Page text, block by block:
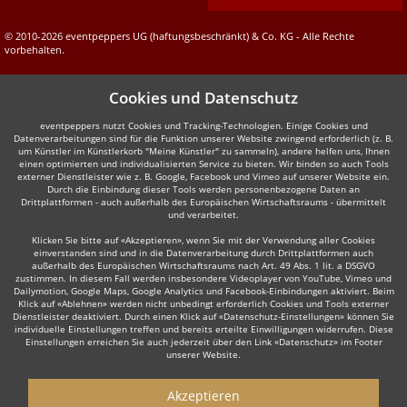
© 2010-2026 eventpeppers UG (haftungsbeschränkt) & Co. KG - Alle Rechte
vorbehalten.
Cookies und Datenschutz
eventpeppers nutzt Cookies und Tracking-Technologien. Einige Cookies und
Datenverarbeitungen sind für die Funktion unserer Website zwingend erforderlich (z. B.
um Künstler im Künstlerkorb "Meine Künstler" zu sammeln), andere helfen uns, Ihnen
einen optimierten und individualisierten Service zu bieten. Wir binden so auch Tools
externer Dienstleister wie z. B. Google, Facebook und Vimeo auf unserer Website ein.
Durch die Einbindung dieser Tools werden personenbezogene Daten an
Drittplattformen - auch außerhalb des Europäischen Wirtschaftsraums - übermittelt
und verarbeitet.
Klicken Sie bitte auf «Akzeptieren», wenn Sie mit der Verwendung aller Cookies
einverstanden sind und in die Datenverarbeitung durch Drittplattformen auch
außerhalb des Europäischen Wirtschaftsraums nach Art. 49 Abs. 1 lit. a DSGVO
zustimmen. In diesem Fall werden insbesondere Videoplayer von YouTube, Vimeo und
Dailymotion, Google Maps, Google Analytics und Facebook-Einbindungen aktiviert. Beim
Klick auf «Ablehnen» werden nicht unbedingt erforderlich Cookies und Tools externer
Dienstleister deaktiviert. Durch einen Klick auf «Datenschutz-Einstellungen» können Sie
individuelle Einstellungen treffen und bereits erteilte Einwilligungen widerrufen. Diese
Einstellungen erreichen Sie auch jederzeit über den Link «Datenschutz» im Footer
unserer Website.
Akzeptieren